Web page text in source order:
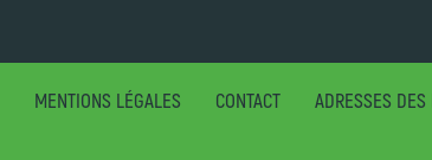
MENTIONS LÉGALES CONTACT ADRESSES